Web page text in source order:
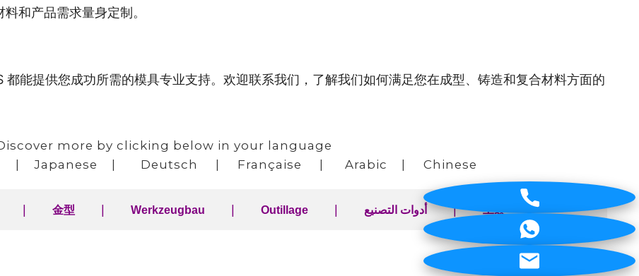
和产品需求量身定制。
能提供您成功所需的模具专业支持。欢迎联系我们，了解我们如何满足您在成型、铸造和复合材料方面的
more by clicking below in your language
Japanese Deutsch Française Arabic Chinese
金型 Werkzeugbau Outillage أدوات التصنيع | 工装